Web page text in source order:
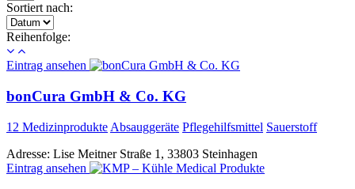
Sortiert nach:
Reihenfolge:
Eintrag ansehen
bonCura GmbH & Co. KG
12 Medizinprodukte Absauggeräte Pflegehilfsmittel Sauerstoff
Adresse: Lise Meitner Straße 1, 33803 Steinhagen
Eintrag ansehen